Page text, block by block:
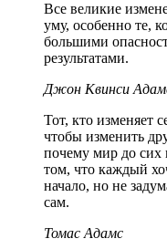
Все великие
уму, особенно те,
большими
результатами.
Джон Квинси
Тот, кто изменяет
чтобы изменить
почему мир до сих
том, что каждый
начало, но не
сам.
Томас Адамс